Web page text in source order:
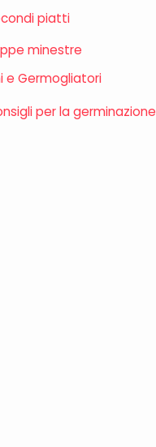
piatti
minestre
e Germogliatori
per la germinazione